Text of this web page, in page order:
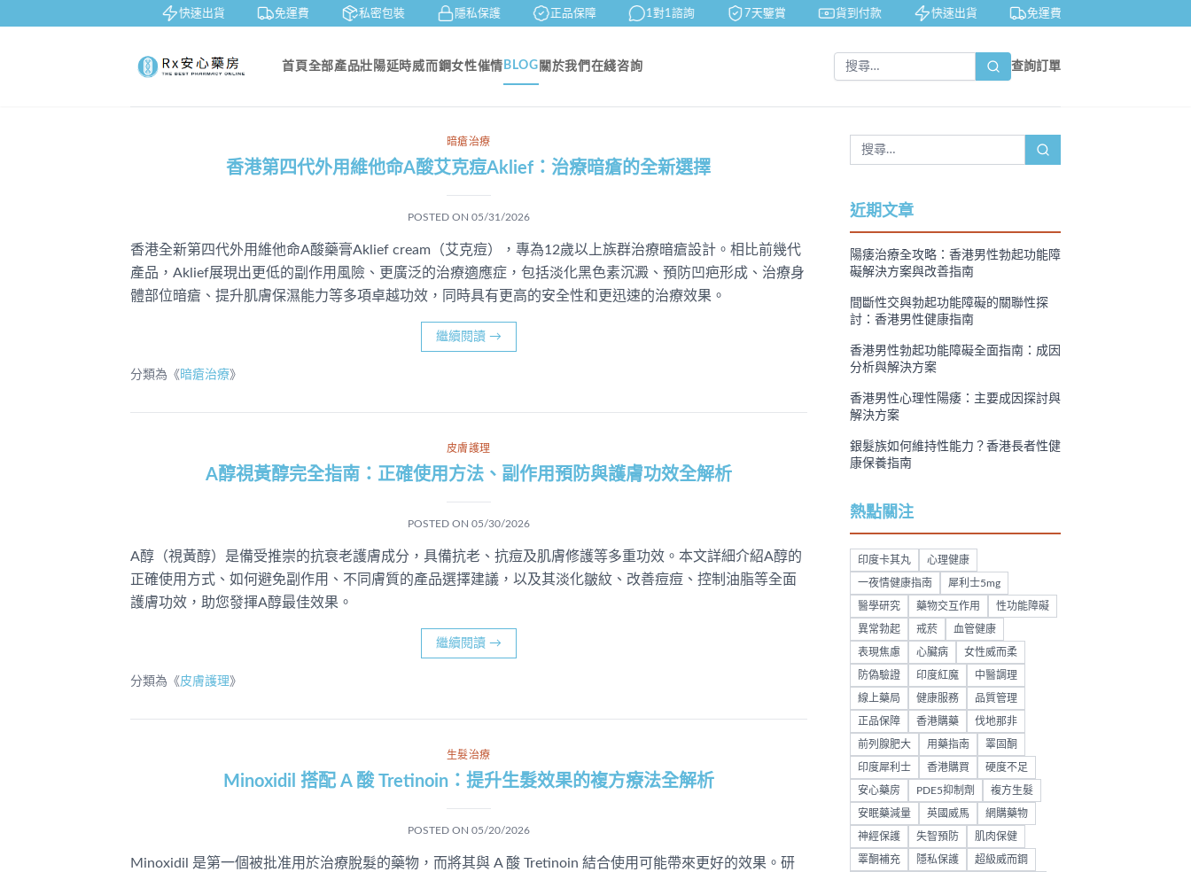
快速出貨 免運費 私密包裝 隱私保護 正品保障 1對1諮詢 7天鑒賞 貨到付款 快速出貨 免運費
首頁全部產品壯陽延時威而鋼女性催情 BLOG 關於我們 在綫咨詢 查詢訂單
暗瘡治療
香港第四代外用維他命A酸艾克痘Aklief：治療暗瘡的全新選擇
POSTED ON 05/31/2026
香港全新第四代外用維他命A酸藥膏Aklief cream（艾克痘），專為12歲以上族群治療暗瘡設計。相比前幾代
產品，Aklief展現出更低的副作用風險、更廣泛的治療適應症，包括淡化黑色素沉澱、預防凹疤形成、治療身
體部位暗瘡、提升肌膚保濕能力等多項卓越功效，同時具有更高的安全性和更迅速的治療效果。
繼續閱讀 →
分類為《 暗瘡治療》
皮膚護理
A醇視黃醇完全指南：正確使用方法、副作用預防與護膚功效全解析
POSTED ON 05/30/2026
A醇（視黃醇）是備受推崇的抗衰老護膚成分，具備抗老、抗痘及肌膚修護等多重功效。本文詳細介紹A醇的
正確使用方式、如何避免副作用、不同膚質的產品選擇建議，以及其淡化皺紋、改善痘痘、控制油脂等全面
護膚功效，助您發揮A醇最佳效果。
繼續閱讀 →
分類為《皮膚護理》
生髮治療
Minoxidil 搭配 A 酸 Tretinoin：提升生髮效果的複方療法全解析
POSTED ON 05/20/2026
Minoxidil 是第一個被批准用於治療脫髮的藥物，而將其與 A 酸 Tretinoin 結合使用可能帶來更好的效果。研
近期文章
陽痿治療全攻略：香港男性勃起功能障
礙解決方案與改善指南
間斷性交與勃起功能障礙的關聯性探
討：香港男性健康指南
香港男性勃起功能障礙全面指南：成因
分析與解決方案
香港男性心理性陽痿：主要成因探討與
解決方案
銀髮族如何維持性能力？香港長者性健
康保養指南
熱點關注
印度卡其丸 心理健康
一夜情健康指南 犀利士5mg
醫學研究 藥物交互作用 性功能障礙
異常勃起 戒菸 血管健康
表現焦慮 心臟病 女性威而柔
防偽驗證 印度紅魔 中醫調理
線上藥局 健康服務 品質管理
正品保障 香港購藥 伐地那非
前列腺肥大 用藥指南 睪固酮
印度犀利士 香港購買 硬度不足
安心藥房 PDE5抑制劑 複方生髮
安眠藥減量 英國威馬 網購藥物
神經保護 失智預防 肌肉保健
睪酮補充 隱私保護 超級威而鋼